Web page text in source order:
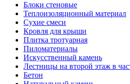
Блоки стеновые
Теплоизоляционный материал
Сухие смеси
Кровля для крыши
Плитка тротуарная
Пиломатериалы
Искусственный камень
Лестницы на второй этаж в
Бетон